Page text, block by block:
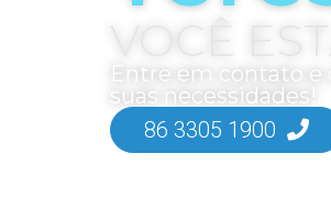
VOCÊ
Entre em contato e
suas necessidades!
86 3305 1900